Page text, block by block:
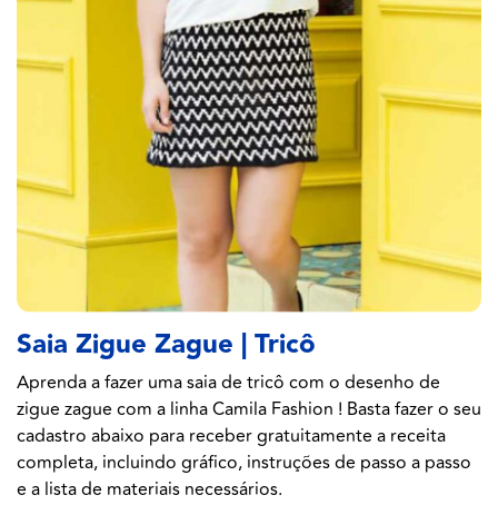
Saia Zigue Zague | Tricô
Aprenda a fazer uma saia de tricô com o desenho de
zigue zague com a linha Camila Fashion ! Basta fazer o seu
cadastro abaixo para receber gratuitamente a receita
completa, incluindo gráfico, instruções de passo a passo
e a lista de materiais necessários.